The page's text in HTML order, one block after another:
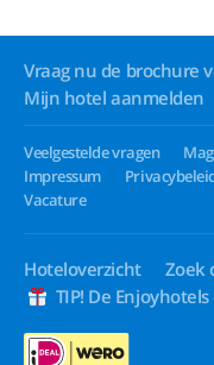
Vraag nu de brochure
Mijn hotel aanmelden
Veelgestelde vragen
Impressum
Vacature
Hoteloverzicht Zoek
TIP! De